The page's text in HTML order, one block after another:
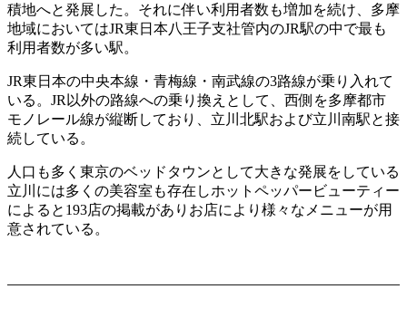
積地へと発展した。それに伴い利用者数も増加を続け、多摩
地域においてはJR東日本八王子支社管内のJR駅の中で最も
利用者数が多い駅。
JR東日本の中央本線・青梅線・南武線の3路線が乗り入れて
いる。JR以外の路線への乗り換えとして、西側を多摩都市
モノレール線が縦断しており、立川北駅および立川南駅と接
続している。
人口も多く東京のベッドタウンとして大きな発展をしている
立川には多くの美容室も存在しホットペッパービューティー
によると193店の掲載がありお店により様々なメニューが用
意されている。